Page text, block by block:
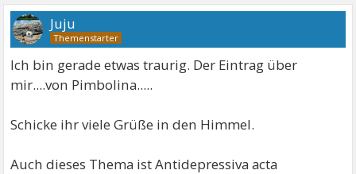
Juju
Ich bin gerade etwas traurig. Der Eintrag über
mir....von Pimbolina.....
Schicke ihr viele Grüße in den Himmel.
Auch dieses Thema ist Antidepressiva acta